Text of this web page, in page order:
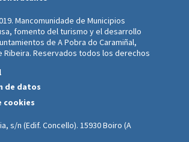
Mancomunidade de Municipios
fomento del turismo y el desarrollo
de A Pobra do Caramiñal,
Ribeira. Reservados todos los derechos
de datos
cookies
s/n (Edif. Concello). 15930 Boiro (A